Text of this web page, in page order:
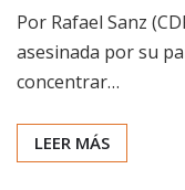
Por Rafael Sanz
asesinada por su
concentrar…
LEER MÁS